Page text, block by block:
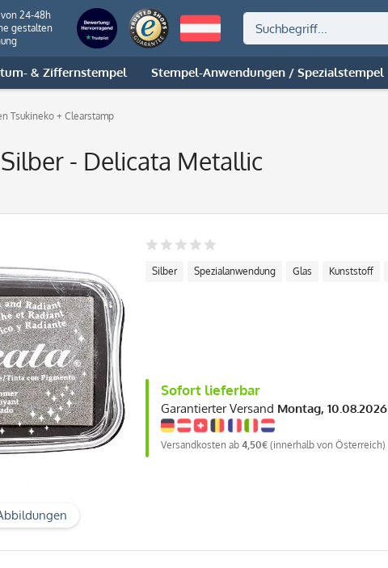
24-48h
gestalten
& Ziffernstempel Stempel-Anwendungen / Spezialstempel
Tsukineko + Clearstamp
- Delicata Metallic
Silber Spezialanwendung Glas Kunststoff
Sofort lieferbar
Garantierter Versand Montag, 10.08.2026
Versandkosten ab 4,50€ (innerhalb von Österreich)